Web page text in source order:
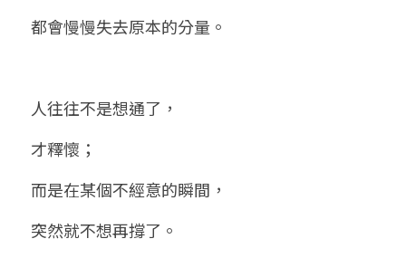
五人實戰班
五行計算高階班
團隊訓練營
小兒命名
科學八字輕鬆學
常見問題
繁體中文
support@p8zicourse.com
都會慢慢失去原本的分量。
人往往不是想通了，
才釋懷；
而是在某個不經意的瞬間，
突然就不想再撐了。